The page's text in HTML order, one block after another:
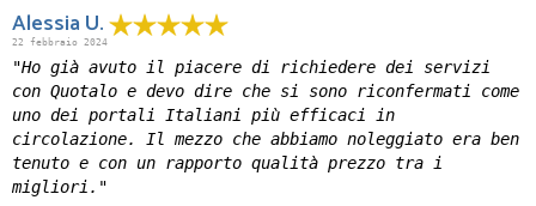
Alessia U.
22 febbraio 2024
"Ho già avuto il piacere di richiedere dei servizi
con Quotalo e devo dire che si sono riconfermati come
uno dei portali Italiani più efficaci in
circolazione. Il mezzo che abbiamo noleggiato era ben
tenuto e con un rapporto qualità prezzo tra i
migliori."